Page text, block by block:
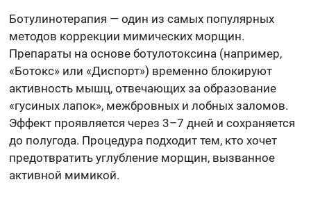
Ботулинотерапия — один из самых популярных
методов коррекции мимических морщин.
Препараты на основе ботулотоксина (например,
«Ботокс» или «Диспорт») временно блокируют
активность мышц, отвечающих за образование
«гусиных лапок», межбровных и лобных заломов.
Эффект проявляется через 3–7 дней и сохраняется
до полугода. Процедура подходит тем, кто хочет
предотвратить углубление морщин, вызванное
активной мимикой.